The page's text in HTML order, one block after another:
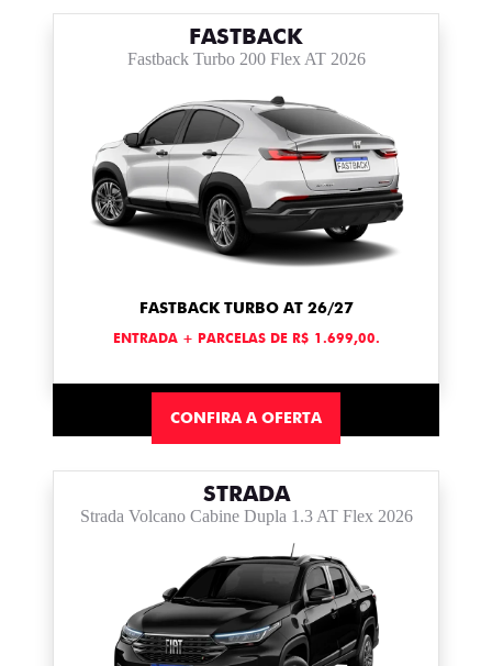
FASTBACK
Fastback Turbo 200 Flex AT 2026
FASTBACK TURBO AT 26/27
ENTRADA + PARCELAS DE R$ 1.699,00.
CONFIRA A OFERTA
STRADA
Strada Volcano Cabine Dupla 1.3 AT Flex 2026